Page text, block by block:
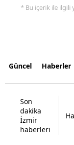
* Bu içerik ile ilgili
Güncel Haberler
Son
dakika
İzmir
haberleri